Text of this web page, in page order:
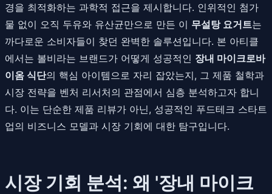
경을 최적화하는 과학적 접근을 제시합니다. 인위적인 첨가
물 없이 오직 두유와 유산균만으로 만든 이 무설탕 요거트는
까다로운 소비자들이 찾던 완벽한 솔루션입니다. 본 아티클
에서는 볼비라는 브랜드가 어떻게 성공적인 장내 마이크로바
이옴 식단의 핵심 아이템으로 자리 잡았는지, 그 제품 철학과
시장 전략을 벤처 리서처의 관점에서 심층 분석하고자 합니
다. 이는 단순한 제품 리뷰가 아닌, 성공적인 푸드테크 스타트
업의 비즈니스 모델과 시장 기회에 대한 탐구입니다.
시장 기회 분석: 왜 '장내 마이크